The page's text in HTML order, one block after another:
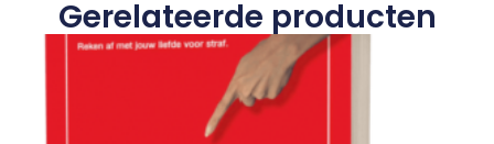
Gerelateerde producten